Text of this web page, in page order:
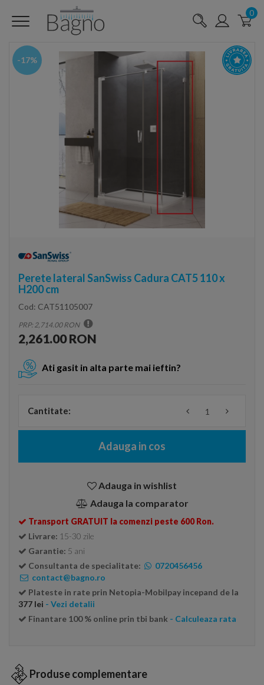
0
-17%
Perete lateral SanSwiss Cadura CAT5 110 x
H200 cm
Cod: CAT51105007
PRP: 2,714.00 RON
2,261.00 RON
Ati gasit in alta parte mai ieftin?
Cantitate:
Adauga in cos
Adauga in wishlist
Adauga la comparator
Transport GRATUIT la comenzi peste 600 Ron.
Livrare: 15-30 zile
Garantie: 5 ani
Consultanta de specialitate:
0720456456
contact@bagno.ro
Plateste in rate prin Netopia-Mobilpay incepand de la
377 lei - Vezi detalii
Finantare 100 % online prin tbi bank - Calculeaza rata
Produse complementare